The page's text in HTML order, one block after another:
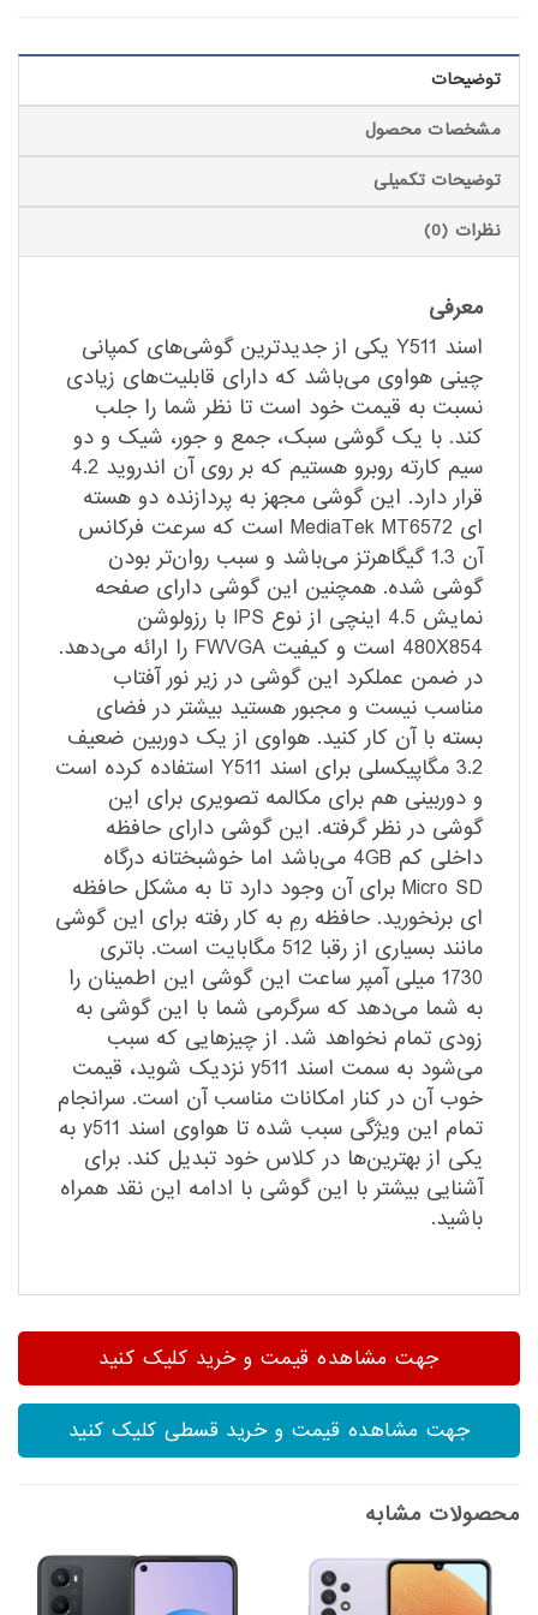
توضیحات
مشخصات محصول
توضیحات تکمیلی
نظرات (0)
معرفی
اسند Y511 یکی از جدیدترین گوشی‌های کمپانی
چینی هواوی می‌باشد که دارای قابلیت‌های زیادی
نسبت به قیمت خود است تا نظر شما را جلب
کند. با یک گوشی سبک، جمع و جور، شیک و دو
سیم کارته روبرو هستیم که بر روی آن اندروید 4.2
قرار دارد. این گوشی مجهز به پردازنده دو هسته
ای MediaTek MT6572 است که سرعت فرکانس
آن 1.3 گیگاهرتز می‌باشد و سبب روان‌تر بودن
گوشی شده. همچنین این گوشی دارای صفحه
نمایش 4.5 اینچی از نوع IPS با رزولوشن
480X854 است و کیفیت FWVGA را ارائه می‌دهد.
در ضمن عملکرد این گوشی در زیر نور آفتاب
مناسب نیست و مجبور هستید بیشتر در فضای
بسته با آن کار کنید. هواوی از یک دوربین ضعیف
3.2 مگاپیکسلی برای اسند Y511 استفاده کرده است
و دوربینی هم برای مکالمه تصویری برای این
گوشی در نظر گرفته. این گوشی دارای حافظه
داخلی کم 4GB می‌باشد اما خوشبختانه درگاه
Micro SD برای آن وجود دارد تا به مشکل حافظه
ای برنخورید. حافظه رمِ به کار رفته برای این گوشی
مانند بسیاری از رقبا 512 مگابایت است. باتری
1730 میلی آمپر ساعت این گوشی این اطمینان را
به شما می‌دهد که سرگرمی شما با این گوشی به
زودی تمام نخواهد شد. از چیزهایی که سبب
می‌شود به سمت اسند y511 نزدیک شوید، قیمت
خوب آن در کنار امکانات مناسب آن است. سرانجام
تمام این ویژگی سبب شده تا هواوی اسند y511 به
یکی از بهترین‌ها در کلاس خود تبدیل کند. برای
آشنایی بیشتر با این گوشی با ادامه این نقد همراه
باشید.
جهت مشاهده قیمت و خرید کلیک کنید
جهت مشاهده قیمت و خرید قسطی کلیک کنید
محصولات مشابه